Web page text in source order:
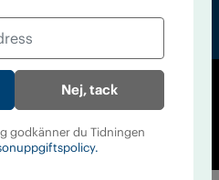
Accent 2026
Personuppgiftspolicy
Nej, tack
godkänner du Tidningen